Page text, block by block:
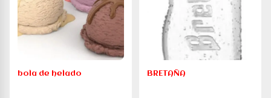
bola de helado BRETAÑA